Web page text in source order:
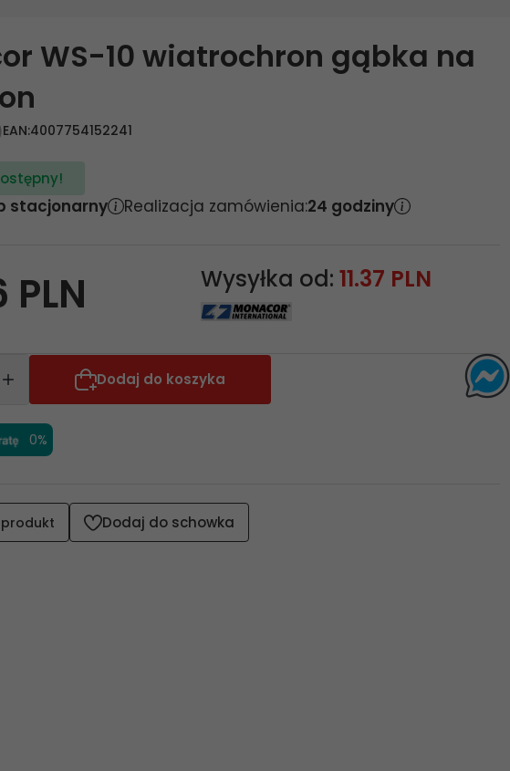
WS-10 wiatrochron gąbka na
EAN:4007754152241
stacjonarny Realizacja zamówienia:24 godziny
PLN Wysyłka od: 11.37 PLN
Dodaj do koszyka
0%
Dodaj do schowka